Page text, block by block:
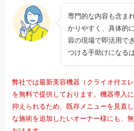
専門的な内容も含ま
かりやすく、具体的
容の現場で即活用で
つける手助けになる
弊社では最新美容機器（クライオ付エ
を無料で提供しております。機器導入
抑えられるため、既存メニューを見直
な施術を追加したいオーナー様にも、